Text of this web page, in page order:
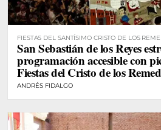
FIESTAS DEL SANTÍSIMO CRISTO DE LOS
San Sebastián de los Reyes
programación accesible con
Fiestas del Cristo de los
ANDRÉS FIDALGO